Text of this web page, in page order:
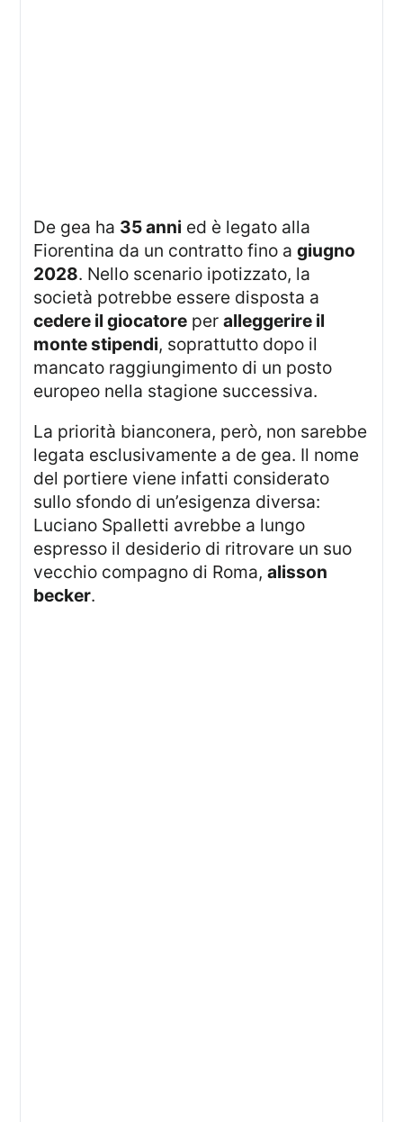
De gea ha 35 anni ed è legato alla
Fiorentina da un contratto fino agiugno
2028. Nello scenario ipotizzato, la
società potrebbe essere disposta a
cedere il giocatore peralleggerire il
monte stipendi, soprattutto dopo il
mancato raggiungimento di un posto
europeo nella stagione successiva.
La priorità bianconera, però, non sarebbe
legata esclusivamente a de gea. Il nome
del portiere viene infatti considerato
sullo sfondo di un’esigenza diversa:
Luciano Spalletti avrebbe a lungo
espresso il desiderio di ritrovare un suo
vecchio compagno di Roma,alisson
becker.